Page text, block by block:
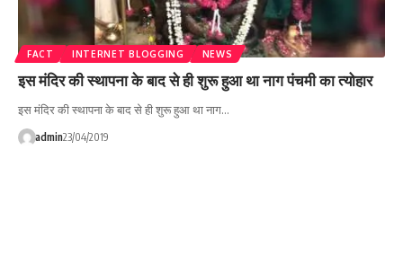
FACT INTERNET BLOGGING NEWS
इस मंदिर की स्थापना के बाद से ही शुरू हुआ था नाग पंचमी का त्योहार
इस मंदिर की स्थापना के बाद से ही शुरू हुआ था नाग…
admin23/04/2019